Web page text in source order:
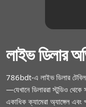
লাইভ ডিলার
786bdt-এ লাইভ ডিলার টেবিল
—যেখানে ডিলাররা স্টুডিও
একাধিক ক্যামেরা অ্যাঙ্গেল